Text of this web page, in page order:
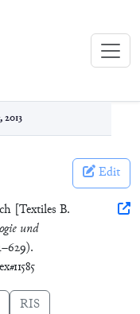
Edit
[Textiles B.
und
RIS